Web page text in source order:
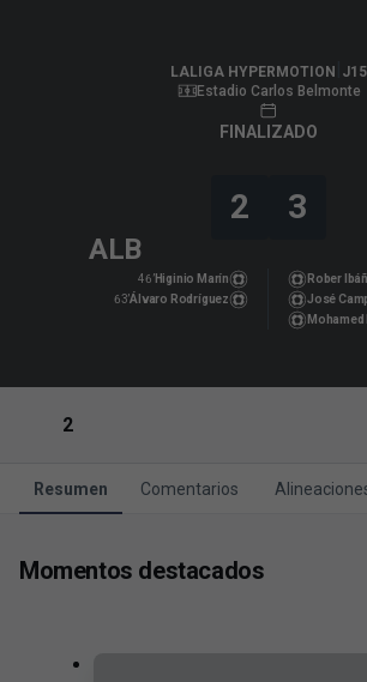
LALIGA HYPERMOTION J15
Estadio Carlos Belmonte
FINALIZADO
ALB
2 3
46’Higinio Marín
63’Álvaro Rodríguez
Rober
José
2
Resumen Comentarios
Momentos destacados